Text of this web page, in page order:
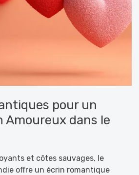
pour un
Amoureux dans le
et côtes sauvages, le
offre un écrin romantique